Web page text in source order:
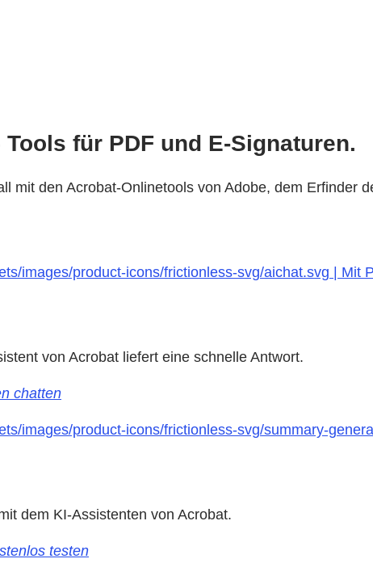
für PDF und E-Signaturen.
mit den Acrobat-Onlinetools von Adobe, dem Erfinder
images/product-icons/frictionless-svg/aichat.svg | Mit
von Acrobat liefert eine schnelle Antwort.
chatten
images/product-icons/frictionless-svg/summary-
dem KI-Assistenten von Acrobat.
testen